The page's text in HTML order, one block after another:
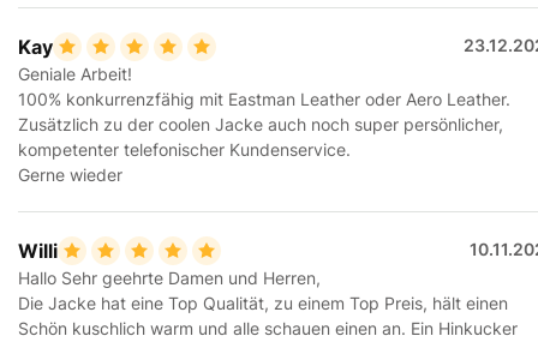
Kay
Geniale Arbeit!
100% konkurrenzfähig mit Eastman Leather oder Aero Leather.
Zusätzlich zu der coolen Jacke auch noch super persönlicher,
kompetenter telefonischer Kundenservice.
Gerne wieder
Willi
Hallo Sehr geehrte Damen und Herren,
Die Jacke hat eine Top Qualität, zu einem Top Preis, hält einen
Schön kuschlich warm und alle schauen einen an. Ein Hinkucker